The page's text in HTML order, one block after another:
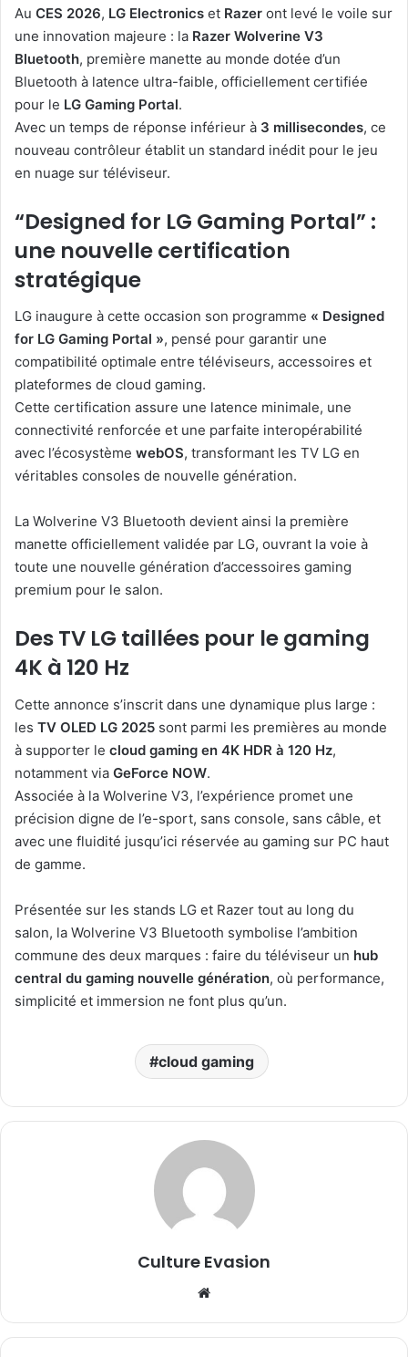
Au CES 2026, LG Electronics et Razer ont levé le voile sur
une innovation majeure : la Razer Wolverine V3
Bluetooth, première manette au monde dotée d’un
Bluetooth à latence ultra-faible, officiellement certifiée
pour le LG Gaming Portal.
Avec un temps de réponse inférieur à 3 millisecondes, ce
nouveau contrôleur établit un standard inédit pour le jeu
en nuage sur téléviseur.
“Designed for LG Gaming Portal” :
une nouvelle certification
stratégique
LG inaugure à cette occasion son programme « Designed
for LG Gaming Portal », pensé pour garantir une
compatibilité optimale entre téléviseurs, accessoires et
plateformes de cloud gaming.
Cette certification assure une latence minimale, une
connectivité renforcée et une parfaite interopérabilité
avec l’écosystème webOS, transformant les TV LG en
véritables consoles de nouvelle génération.
La Wolverine V3 Bluetooth devient ainsi la première
manette officiellement validée par LG, ouvrant la voie à
toute une nouvelle génération d’accessoires gaming
premium pour le salon.
Des TV LG taillées pour le gaming
4K à 120 Hz
Cette annonce s’inscrit dans une dynamique plus large :
les TV OLED LG 2025 sont parmi les premières au monde
à supporter le cloud gaming en 4K HDR à 120 Hz,
notamment via GeForce NOW.
Associée à la Wolverine V3, l’expérience promet une
précision digne de l’e-sport, sans console, sans câble, et
avec une fluidité jusqu’ici réservée au gaming sur PC haut
de gamme.
Présentée sur les stands LG et Razer tout au long du
salon, la Wolverine V3 Bluetooth symbolise l’ambition
commune des deux marques : faire du téléviseur un hub
central du gaming nouvelle génération, où performance,
simplicité et immersion ne font plus qu’un.
cloud gaming
Culture Evasion
te